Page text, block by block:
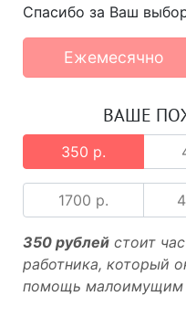
Спасибо за Ваш
Ежемесячно
ВАШЕ
350 р.
1700 р.
350 рублей стоит
работника, который
помощь малоимущим